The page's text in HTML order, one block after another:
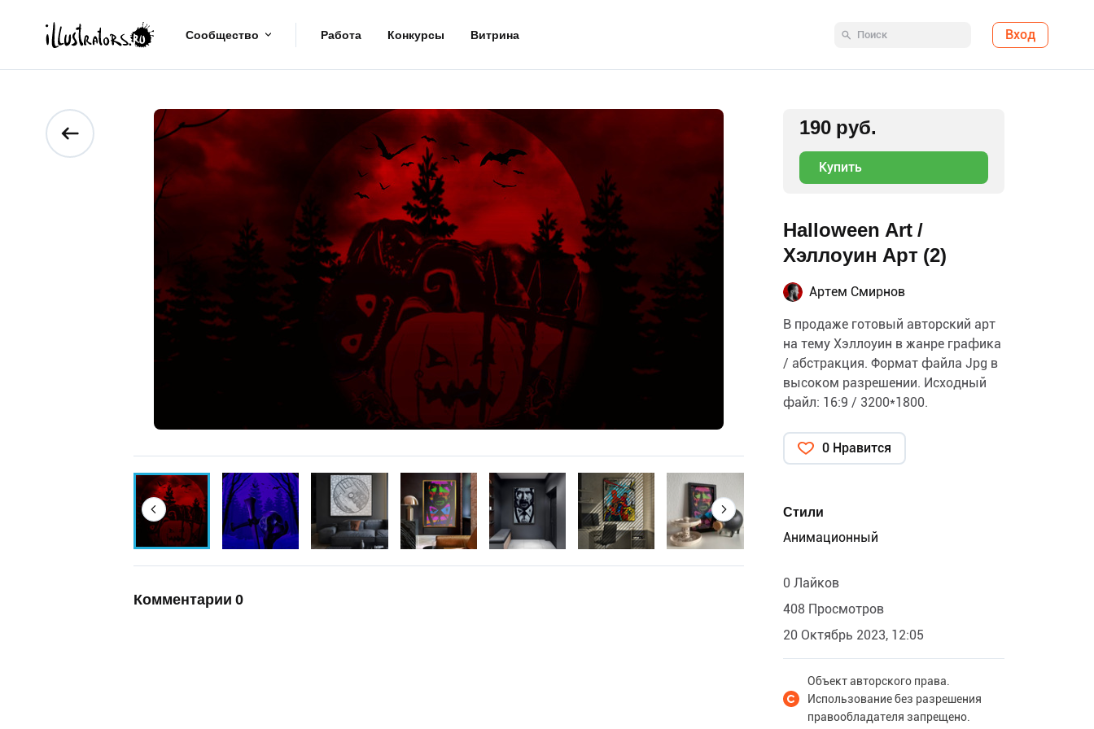
Сообщество Работа Конкурсы Витрина Вход
Комментарии 0
190 руб.
Купить
Halloween Art /
Хэллоуин Арт (2)
Артем Смирнов
В продаже готовый авторский арт
на тему Хэллоуин в жанре графика
/ абстракция. Формат файла Jpg в
высоком разрешении. Исходный
файл: 16:9 / 3200*1800.
0 Нравится
Стили
Анимационный
0 Лайков
408 Просмотров
20 Октябрь 2023, 12:05
Объект авторского права.
Использование без разрешения
правообладателя запрещено.